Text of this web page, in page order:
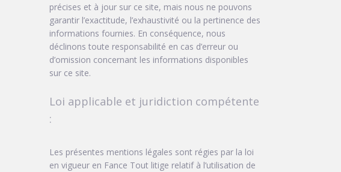
précises et à jour sur ce site, mais nous ne pouvons
garantir l’exactitude, l’exhaustivité ou la pertinence des
informations fournies. En conséquence, nous
déclinons toute responsabilité en cas d’erreur ou
d’omission concernant les informations disponibles
sur ce site.
Loi applicable et juridiction compétente
:
Les présentes mentions légales sont régies par la loi
en vigueur en Fance Tout litige relatif à l’utilisation de